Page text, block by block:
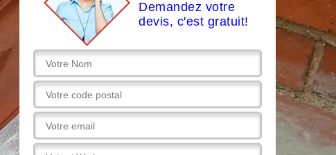
Demandez votre
devis, c'est gratuit!